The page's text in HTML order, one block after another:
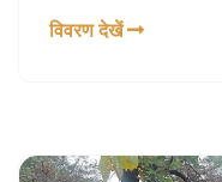
विवरण देखें